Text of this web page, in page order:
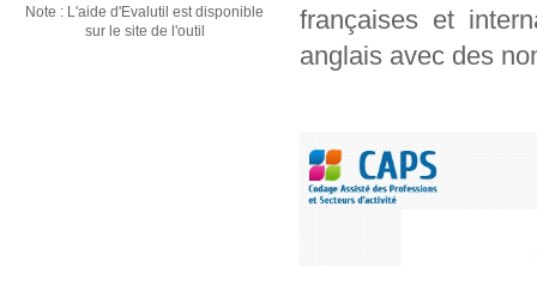
Note : L'aide d'Evalutil est disponible
sur le site de l'outil
françaises et
anglais avec des